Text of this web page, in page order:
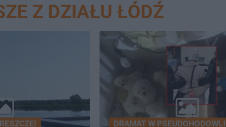
Z DZIAŁU ŁÓDŹ
DRAMAT W PSEUDOHODOWLI